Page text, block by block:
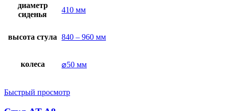
диаметр
сиденья
410 мм
высота стула 840 – 960 мм
колеса ⌀50 мм
Быстрый просмотр